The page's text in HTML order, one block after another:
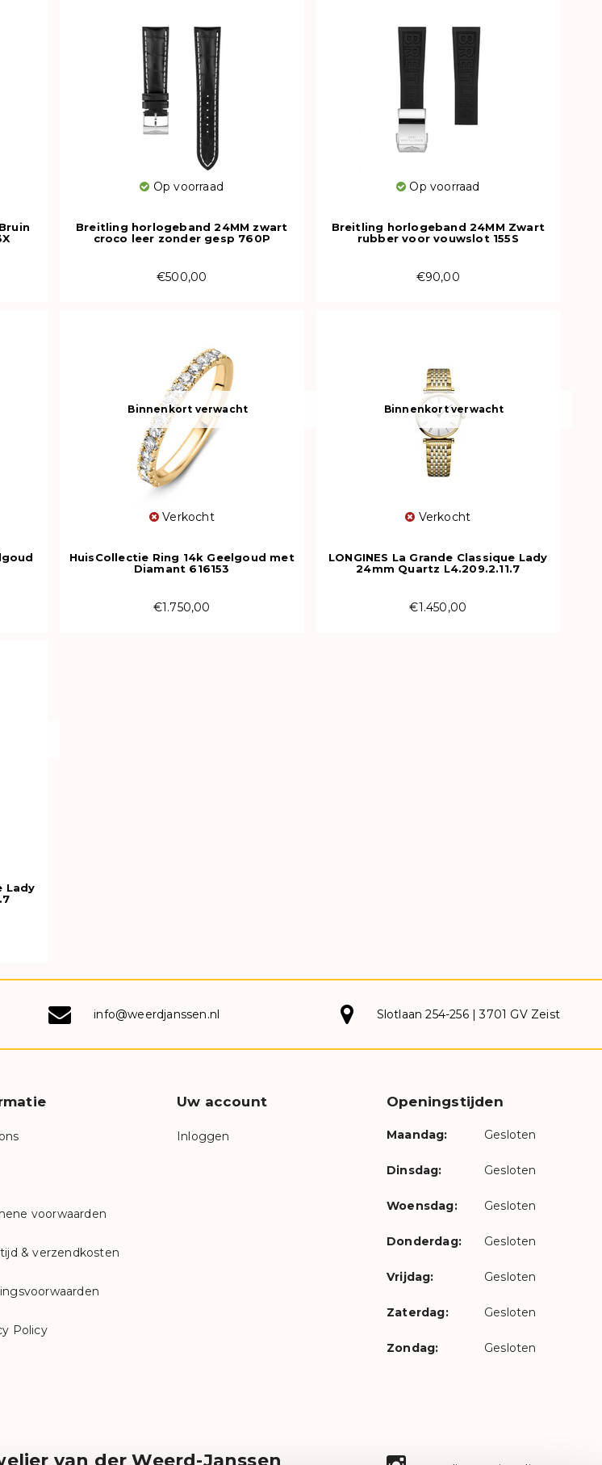
Op voorraad
Breitling horlogeband 24MM zwart
croco leer zonder gesp 760P
€500,00
Op voorraad
Breitling horlogeband 24MM Zwart
rubber voor vouwslot 155S
€90,00
Binnenkort verwacht
Verkocht
HuisCollectie Ring 14k Geelgoud met
Diamant 616153
€1.750,00
Binnenkort verwacht
Verkocht
LONGINES La Grande Classique Lady
24mm Quartz L4.209.2.11.7
€1.450,00
Lady
info@weerdjanssen.nl Slotlaan 254-256 | 3701 GV Zeist
voorwaarden
& verzendkosten
Policy
Uw account
Inloggen
Openingstijden
Maandag: Gesloten
Dinsdag: Gesloten
Woensdag: Gesloten
Donderdag: Gesloten
Vrijdag: Gesloten
Zaterdag: Gesloten
Zondag: Gesloten
van der Weerd-Janssen